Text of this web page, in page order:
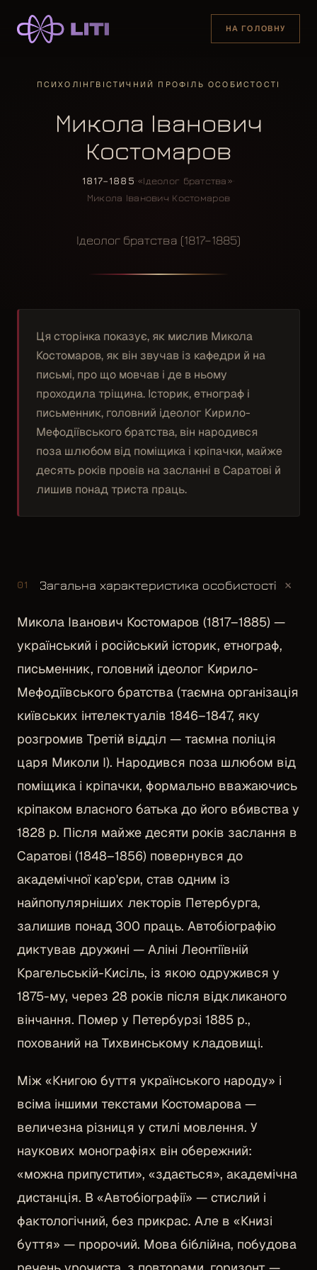
НА ГОЛОВНУ
ПСИХОЛІНГВІСТИЧНИЙ ПРОФІЛЬ ОСОБИСТОСТІ
Микола Іванович
Костомаров
1817–1885·«Ідеолог братства»·
Микола Іванович Костомаров
Ідеолог братства (1817–1885)
Ця сторінка показує, як мислив Микола
Костомаров, як він звучав із кафедри й на
письмі, про що мовчав і де в ньому
проходила тріщина. Історик, етнограф і
письменник, головний ідеолог Кирило-
Мефодіївського братства, він народився
поза шлюбом від поміщика і кріпачки, майже
десять років провів на засланні в Саратові й
лишив понад триста праць.
01 Загальна характеристика особистості +
Микола Іванович Костомаров (1817–1885) —
український і російський історик, етнограф,
письменник, головний ідеолог Кирило-
Мефодіївського братства (таємна організація
київських інтелектуалів 1846–1847, яку
розгромив Третій відділ — таємна поліція
царя Миколи І). Народився поза шлюбом від
поміщика і кріпачки, формально вважаючись
кріпаком власного батька до його вбивства у
1828 р. Після майже десяти років заслання в
Саратові (1848–1856) повернувся до
академічної кар'єри, став одним із
найпопулярніших лекторів Петербурга,
залишив понад 300 праць. Автобіографію
диктував дружині — Аліні Леонтіївній
Крагельській-Кисіль, із якою одружився у
1875-му, через 28 років після відкликаного
вінчання. Помер у Петербурзі 1885 р.,
похований на Тихвинському кладовищі.
Між «Книгою буття українського народу» і
всіма іншими текстами Костомарова —
величезна різниця у стилі мовлення. У
наукових монографіях він обережний:
«можна припустити», «здається», академічна
дистанція. В «Автобіографії» — стислий і
фактологічний, без прикрас. Але в «Книзі
буття» — пророчий. Мова біблійна, побудова